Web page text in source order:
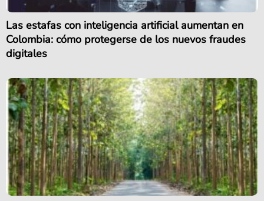
Las estafas con inteligencia artificial aumentan en
Colombia: cómo protegerse de los nuevos fraudes
digitales